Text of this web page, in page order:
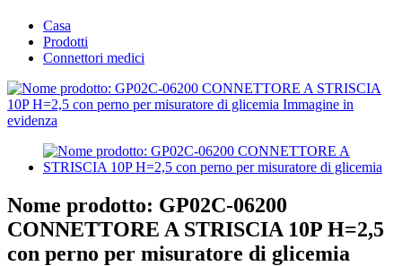
Casa
Prodotti
Connettori medici
Nome prodotto: GP02C-06200
CONNETTORE A STRISCIA 10P H=2,5
con perno per misuratore di glicemia